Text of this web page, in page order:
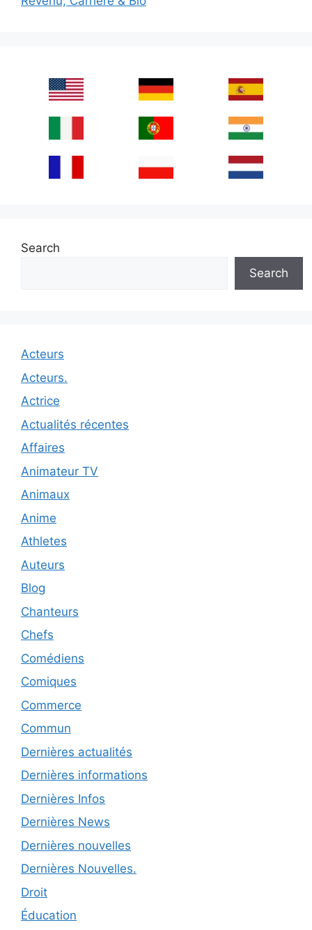
Search
Search
Acteurs
Acteurs.
Actrice
Actualités récentes
Affaires
Animateur TV
Animaux
Anime
Athletes
Auteurs
Blog
Chanteurs
Chefs
Comédiens
Comiques
Commerce
Commun
Dernières actualités
Dernières informations
Dernières Infos
Dernières News
Dernières nouvelles
Dernières Nouvelles.
Droit
Éducation